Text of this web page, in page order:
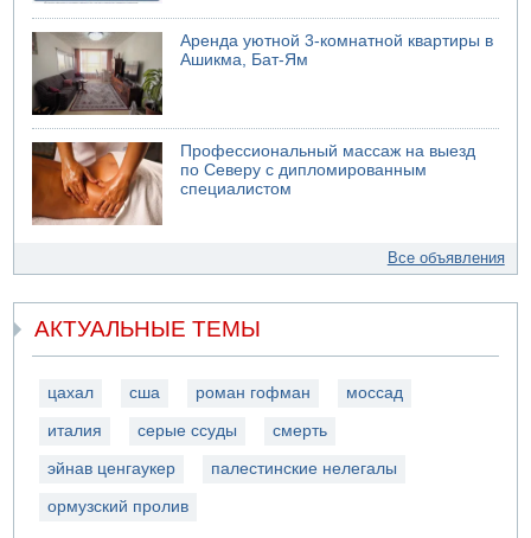
Аренда уютной 3-комнатной квартиры в
Ашикма, Бат-Ям
Профессиональный массаж на выезд
по Северу с дипломированным
специалистом
Все объявления
АКТУАЛЬНЫЕ ТЕМЫ
цахал сша роман гофман моссад
италия серые ссуды смерть
эйнав ценгаукер палестинские нелегалы
ормузский пролив